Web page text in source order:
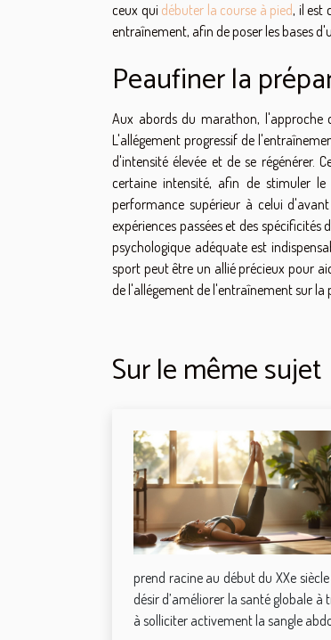
ceux qui débuter la course à pied, il est
entraînement, afin de poser les bases
Peaufiner la
Aux abords du marathon,
L'allégement progressif de
d'intensité élevée et de se régénérer.
certaine intensité, afin de stimuler
performance supérieur à celui
expériences passées et des
psychologique adéquate est
sport peut être un allié précieux pour
de l'allégement de l'entraînement sur la
Sur le même sujet
prend racine au début du XXe
désir d’améliorer la santé globale
à solliciter activement la sangle